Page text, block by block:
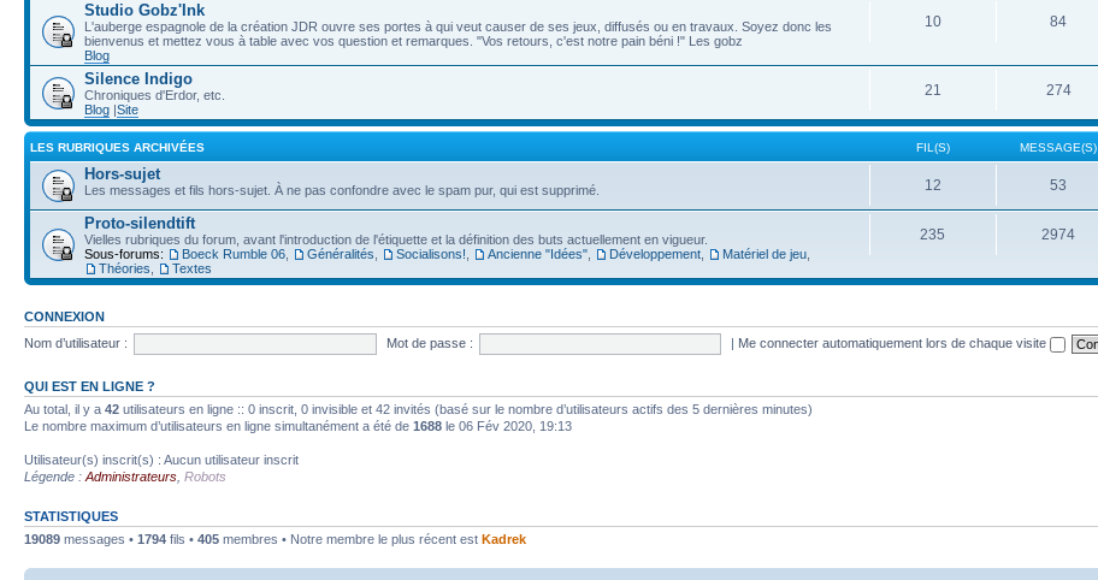
Studio Gobz'Ink
L'auberge espagnole de la création JDR ouvre ses portes à qui veut causer de ses jeux, diffusés ou en travaux. Soyez donc les
bienvenus et mettez vous à table avec vos question et remarques. "Vos retours, c'est notre pain béni !" Les gobz
Blog
10 84
Silence Indigo
Chroniques d'Erdor, etc.
Blog |Site
21 274
LES RUBRIQUES ARCHIVÉES FIL(S) MESSAGE(S)
Hors-sujet
Les messages et fils hors-sujet. À ne pas confondre avec le spam pur, qui est supprimé. 12 53
Proto-silendtift
Vielles rubriques du forum, avant l'introduction de l'étiquette et la définition des buts actuellement en vigueur.
Sous-forums:
Boeck Rumble 06 Généralités Socialisons! Ancienne "Idées" Développement Matériel de jeu
Théories
Textes
235 2974
CONNEXION
Nom d’utilisateur :
Mot de passe : | Me connecter automatiquement lors de chaque visite
QUI EST EN LIGNE ?
Au total, il y a 42 utilisateurs en ligne :: 0 inscrit, 0 invisible et 42 invités (basé sur le nombre d’utilisateurs actifs des 5 dernières minutes)
Le nombre maximum d’utilisateurs en ligne simultanément a été de 1688 le 06 Fév 2020, 19:13
Utilisateur(s) inscrit(s) : Aucun utilisateur inscrit
Légende : Administrateurs Robots
STATISTIQUES
19089 messages • 1794 fils • 405 membres • Notre membre le plus récent est Kadrek